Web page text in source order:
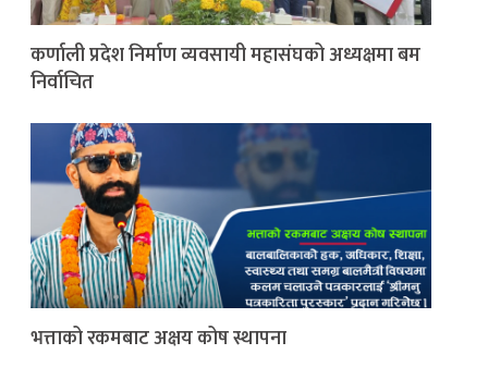
कर्णाली प्रदेश निर्माण व्यवसायी महासंघको अध्यक्षमा बम
निर्वाचित
भत्ताको रकमबाट अक्षय कोष स्थापना